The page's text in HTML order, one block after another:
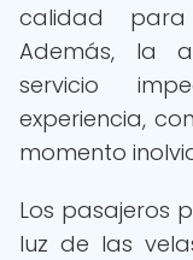
calidad para
Además, la
servicio
experiencia,
momento
Los pasajeros
luz de las